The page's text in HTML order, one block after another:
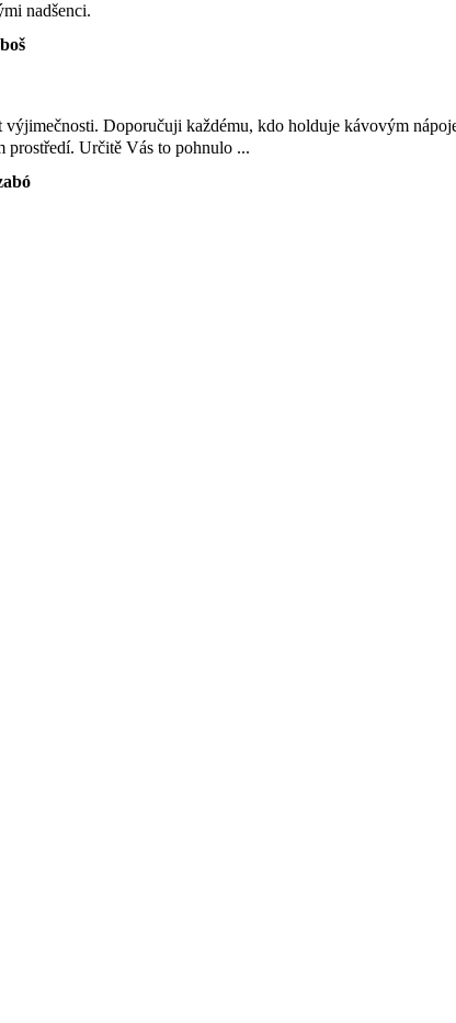
nadšenci.
Doporučuji každému, kdo holduje kávovým
prostředí. Určitě Vás to pohnulo ...